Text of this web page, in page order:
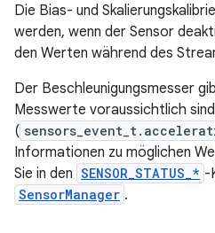
Die Bias- und
werden, wenn der Sensor
den Werten während des
Der Beschleunigungsmesser
Messwerte voraussichtlich sind
(
Informationen zu möglichen
Sie in den SENSOR_STATUS_* -
SensorManager .